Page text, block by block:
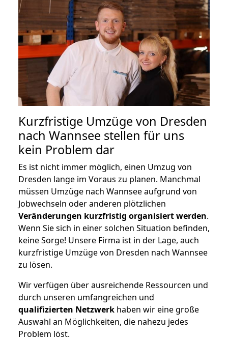
Kurzfristige Umzüge von Dresden
nach Wannsee stellen für uns
kein Problem dar
Es ist nicht immer möglich, einen Umzug von
Dresden lange im Voraus zu planen. Manchmal
müssen Umzüge nach Wannsee aufgrund von
Jobwechseln oder anderen plötzlichen
Veränderungen kurzfristig organisiert werden.
Wenn Sie sich in einer solchen Situation befinden,
keine Sorge! Unsere Firma ist in der Lage, auch
kurzfristige Umzüge von Dresden nach Wannsee
zu lösen.
Wir verfügen über ausreichende Ressourcen und
durch unseren umfangreichen und
qualifizierten Netzwerk haben wir eine große
Auswahl an Möglichkeiten, die nahezu jedes
Problem löst.